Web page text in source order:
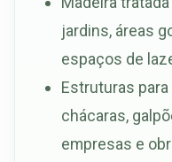
jardins, áreas
espaços de
Estruturas
chácaras,
empresas e